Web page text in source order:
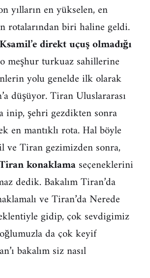
yılların en yükselen, en
rotalarından biri haline geldi.
direkt uçuş olmadığı
meşhur turkuaz sahillerine
yolu genelde ilk olarak
düşüyor. Tiran Uluslararası
inip, şehri gezdikten sonra
en mantıklı rota. Hal böyle
ve Tiran gezimizden sonra,
konaklamaseçeneklerini
dedik. Bakalım Tiran’da
ve Tiran’da Nerede
gidip, çok sevdigimiz
da çok keyif
bakalım siz nasıl